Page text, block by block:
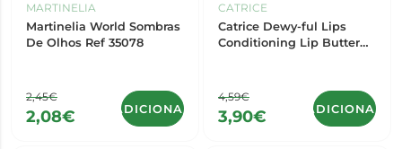
MARTINELIA
Martinelia World Sombras
De Olhos Ref 35078
2,45€
2,08€ ADICIONAR
CATRICE
Catrice Dewy-ful Lips
Conditioning Lip Butter
4,59€
3,90€ ADICIONAR